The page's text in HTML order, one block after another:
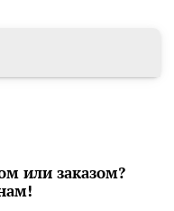
или заказом?